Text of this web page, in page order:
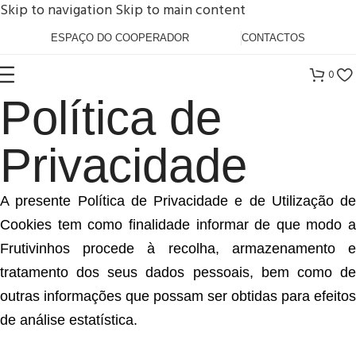
Skip to navigationSkip to main content
ESPAÇO DO COOPERADOR CONTACTOS
0
Política de
Privacidade
A presente Política de Privacidade e de Utilização de
Cookies tem como finalidade informar de que modo a
Frutivinhos procede à recolha, armazenamento e
tratamento dos seus dados pessoais, bem como de
outras informações que possam ser obtidas para efeitos
de análise estatística.